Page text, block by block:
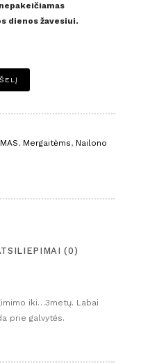
dienos žavesiui.
, Mergaitėms, Nailono
(0)
iki…3metų. Labai
prie galvytės.